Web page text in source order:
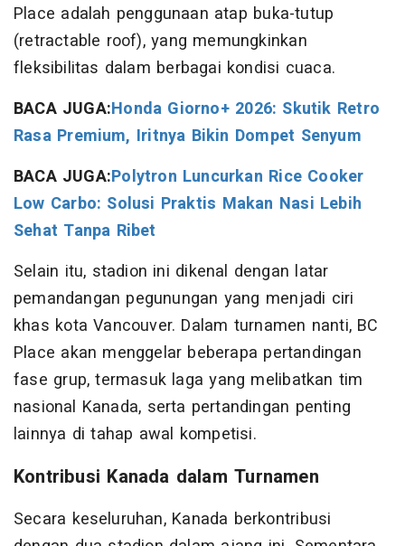
Place adalah penggunaan atap buka-tutup
(retractable roof), yang memungkinkan
fleksibilitas dalam berbagai kondisi cuaca.
BACA JUGA:Honda Giorno+ 2026: Skutik Retro
Rasa Premium, Iritnya Bikin Dompet Senyum
BACA JUGA:Polytron Luncurkan Rice Cooker
Low Carbo: Solusi Praktis Makan Nasi Lebih
Sehat Tanpa Ribet
Selain itu, stadion ini dikenal dengan latar
pemandangan pegunungan yang menjadi ciri
khas kota Vancouver. Dalam turnamen nanti, BC
Place akan menggelar beberapa pertandingan
fase grup, termasuk laga yang melibatkan tim
nasional Kanada, serta pertandingan penting
lainnya di tahap awal kompetisi.
Kontribusi Kanada dalam Turnamen
Secara keseluruhan, Kanada berkontribusi